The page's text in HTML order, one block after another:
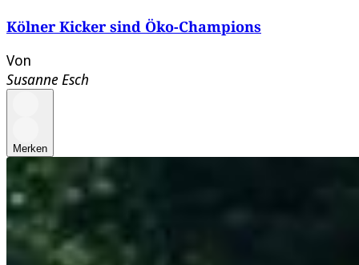
Kölner Kicker sind Öko-Champions
Von
Susanne Esch
Merken